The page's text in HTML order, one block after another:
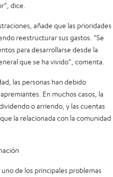
dice.
añade que las prioridades
reestructurar sus gastos. “Se
para desarrollarse desde la
que se ha vivido”, comenta.
las personas han debido
En muchos casos, la
o arriendo, y las cuentas
la relacionada con la comunidad
de los principales problemas